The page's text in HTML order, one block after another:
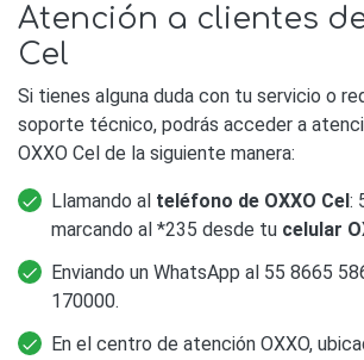
Atención a clientes
Cel
Si tienes alguna duda con tu servicio o
soporte técnico, podrás acceder a
OXXO Cel de la siguiente manera:
Llamando al teléfono de OXXO Cel:
marcando al *235 desde tu celular
Enviando un WhatsApp al 55 8665
170000.
En el centro de atención OXXO,